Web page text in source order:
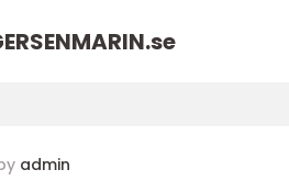
se
admin